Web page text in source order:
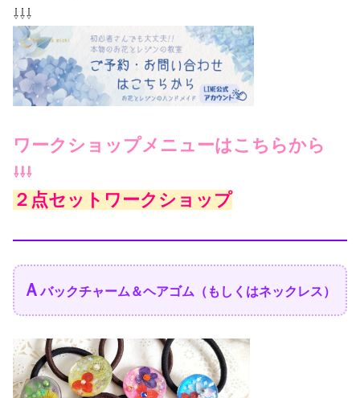
⇩⇩⇩
ワークショップメニューはこちらから
⇩⇩⇩
２点セットワークショップ
Ａバックチャーム＆ヘアゴム（もしくはネックレス）